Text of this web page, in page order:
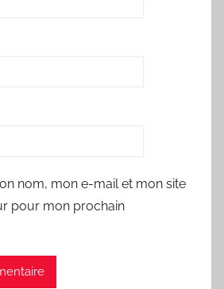
nom, mon e-mail et mon site
pour mon prochain